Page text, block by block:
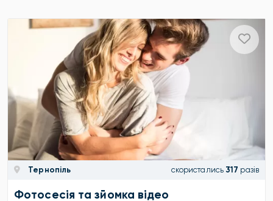
Тернопіль скористались 317 разів
Фотосесія та зйомка відео